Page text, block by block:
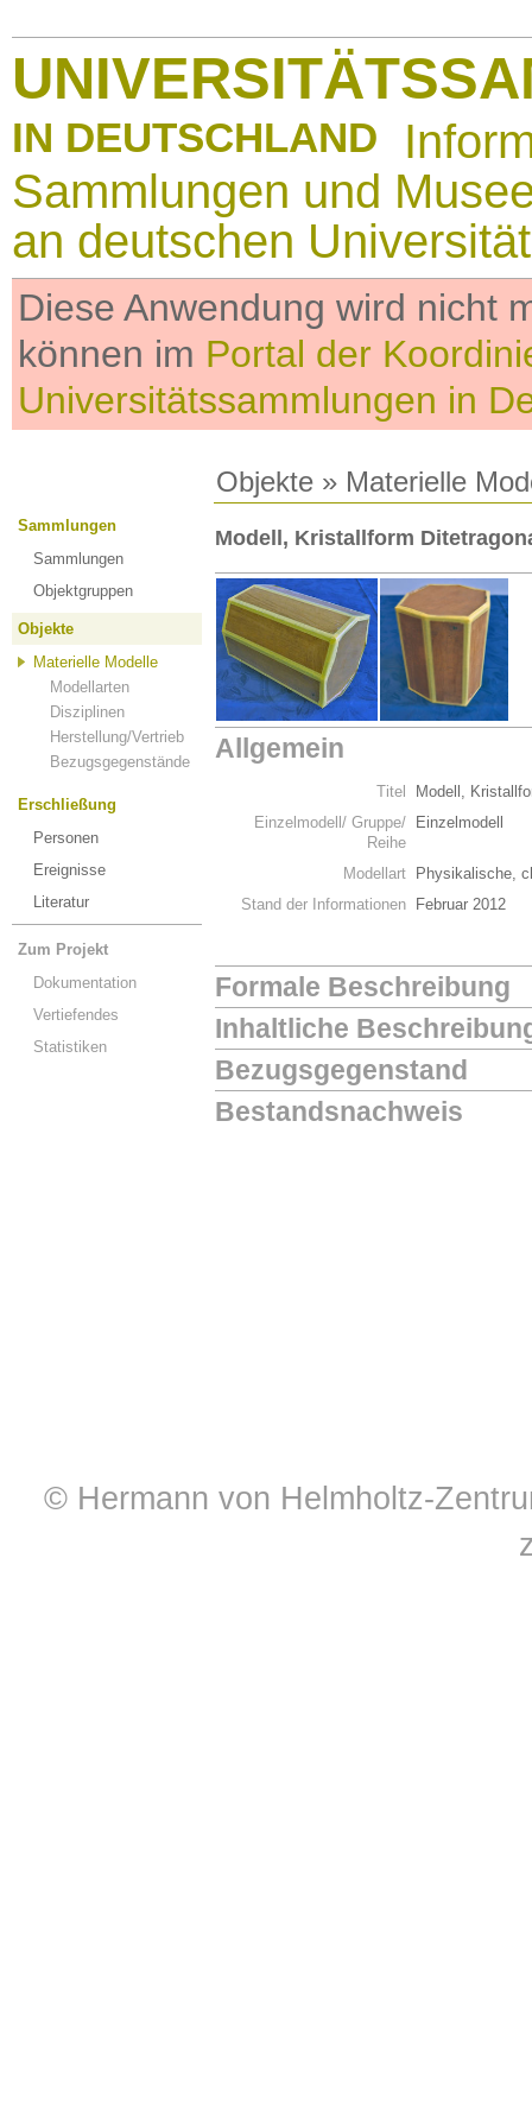
IN DEUTSCHLAND
Sammlungen und
an deutschen
Diese Anwendung wird nicht
können im Portal der
Universitätssammlungen in
Objekte » Materielle
Sammlungen
Sammlungen
Objektgruppen
Objekte
Materielle Modelle
Modellarten
Disziplinen
Herstellung/Vertrieb
Bezugsgegenstände
Erschließung
Personen
Ereignisse
Literatur
Zum Projekt
Dokumentation
Vertiefendes
Statistiken
Modell, Kristallform
Allgemein
Titel
Modell,
Einzelmodell/ Gruppe/
Reihe
Einzelmodell
Modellart
Physikalische,
Stand der Informationen
Februar 2012
Formale Beschreibung
Inhaltliche
Bezugsgegenstand
Bestandsnachweis
© Hermann von Helmholtz-